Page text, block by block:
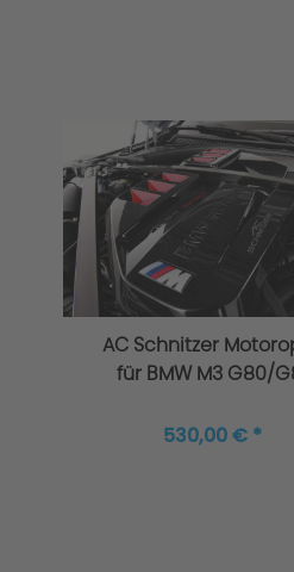
AC Schnitzer
für BMW M3 G80/
530,00 € *